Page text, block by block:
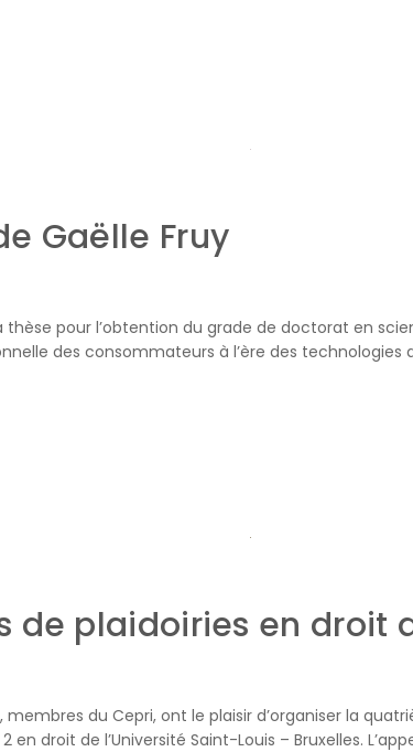
Gaëlle Fruy
pour l’obtention du grade de doctorat en
des consommateurs à l’ère des
de plaidoiries en droit
membres du Cepri, ont le plaisir d’organiser la
droit de l’Université Saint-Louis – Bruxelles.